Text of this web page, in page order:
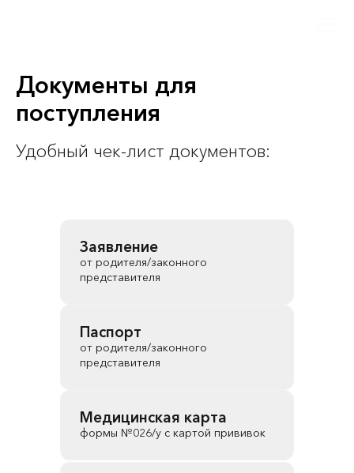
Документы для
поступления
Удобный чек-лист документов:
Заявление
от родителя/законного
представителя
Паспорт
от родителя/законного
представителя
Медицинская карта
формы №026/у с картой прививок